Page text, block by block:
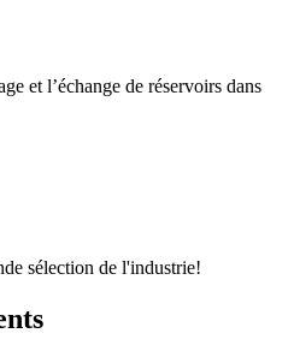
et l’échange de réservoirs dans
sélection de l'industrie!